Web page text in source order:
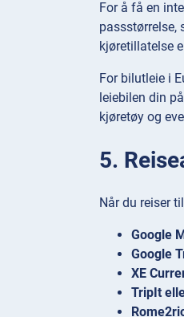
For å få en
passstørrelse,
kjøretillatelse
For bilutleie i
leiebilen din
kjøretøy og
5.
Når du reiser
Google
Google
XE
TripIt